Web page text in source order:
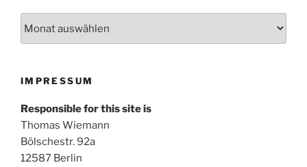
IMPRESSUM
Responsible for this site is
Thomas Wiemann
Bölschestr. 92a
12587 Berlin